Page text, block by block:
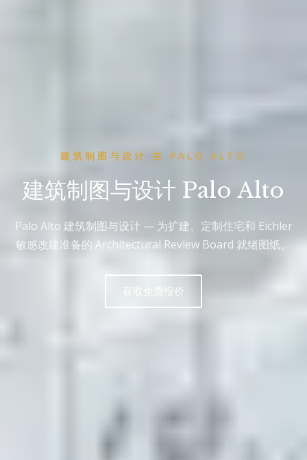
建筑制图与设计 在 PALO ALTO
建筑制图与设计 Palo Alto
Palo Alto 建筑制图与设计 — 为扩建、定制住宅和 Eichler
敏感改建准备的 Architectural Review Board 就绪图纸。
获取免费报价